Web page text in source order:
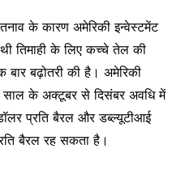
के कारण अमेरिकी इन्वेस्टमेंट
तिमाही के लिए कच्चे तेल की
बढ़ोतरी की है। अमेरिकी
के अक्टूबर से दिसंबर अवधि में
प्रति बैरल और डब्ल्यूटीआई
बैरल रह सकता है।